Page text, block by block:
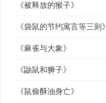
《被释放的猴子》
《袋鼠的节约寓言等三则》
《麻雀与大象》
《鼬鼠和狮子》
《鼠偷酥油身亡》